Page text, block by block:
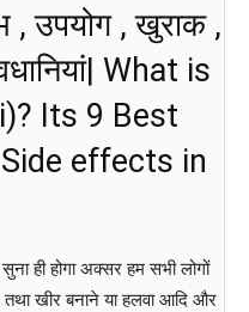
, उपयोग , खुराक ,
What is
Its 9 Best
effects in
ही होगा अक्सर हम सभी लोगों
खीर बनाने या हलवा आदि और